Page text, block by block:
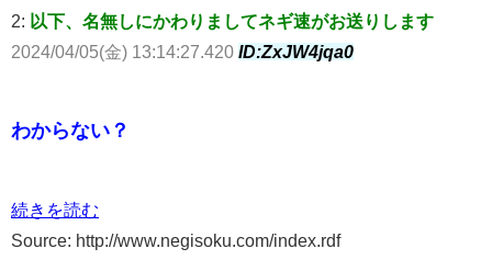
2: 以下、名無しにかわりましてネギ速がお送りします
2024/04/05(金) 13:14:27.420 ID:ZxJW4jqa0
わからない？
続きを読む
Source: http://www.negisoku.com/index.rdf